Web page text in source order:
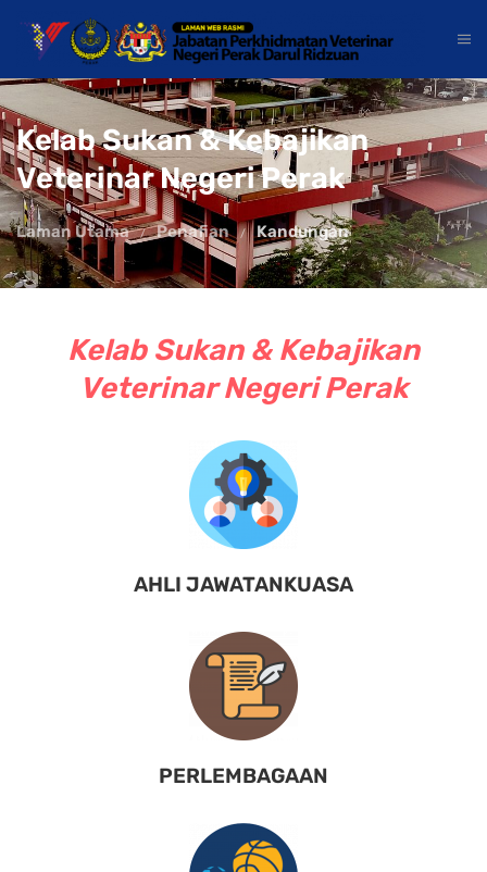
Kelab Sukan & Kebajikan
Veterinar Negeri Perak
Laman Utama Penafian Kandungan
Kelab Sukan & Kebajikan
Veterinar Negeri Perak
AHLI JAWATANKUASA
PERLEMBAGAAN